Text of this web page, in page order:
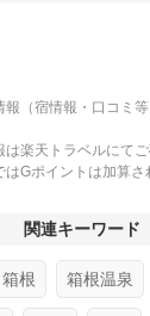
（宿情報・口コミ
楽天トラベルにてご
Gポイントは加算さ
関連キーワード
箱根 箱根温泉